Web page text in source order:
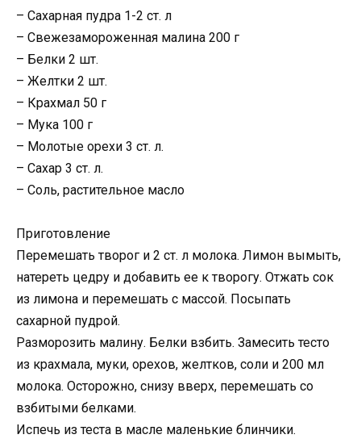
– Сахарная пудра 1-2 ст. л
– Свежезамороженная малина 200 г
– Белки 2 шт.
– Желтки 2 шт.
– Крахмал 50 г
– Мука 100 г
– Молотые орехи 3 ст. л.
– Сахар 3 ст. л.
– Соль, растительное масло
Приготовление
Перемешать творог и 2 ст. л молока. Лимон вымыть,
натереть цедру и добавить ее к творогу. Отжать сок
из лимона и перемешать с массой. Посыпать
сахарной пудрой.
Разморозить малину. Белки взбить. Замесить тесто
из крахмала, муки, орехов, желтков, соли и 200 мл
молока. Осторожно, снизу вверх, перемешать со
взбитыми белками.
Испечь из теста в масле маленькие блинчики.